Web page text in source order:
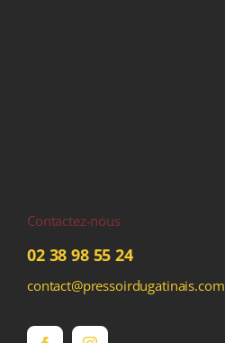
Contactez-nous
02 38 98 55 24
contact@pressoirdugatinais.com